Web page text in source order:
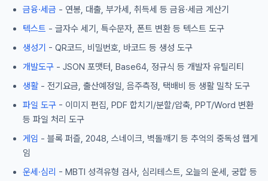
금융·세금 - 연봉, 대출, 부가세, 취득세 등 금융·세금 계산기
텍스트 - 글자수 세기, 특수문자, 폰트 변환 등 텍스트 도구
생성기 - QR코드, 비밀번호, 바코드 등 생성 도구
개발도구 - JSON 포맷터, Base64, 정규식 등 개발자 유틸리티
생활 - 전기요금, 출산예정일, 음주측정, 택배비 등 생활 밀착 도구
파일 도구 - 이미지 편집, PDF 합치기/분할/압축, PPT/Word 변환
등 파일 처리 도구
게임 - 블록 퍼즐, 2048, 스네이크, 벽돌깨기 등 추억의 중독성 웹게
임
운세·심리 - MBTI 성격유형 검사, 심리테스트, 오늘의 운세, 궁합 등